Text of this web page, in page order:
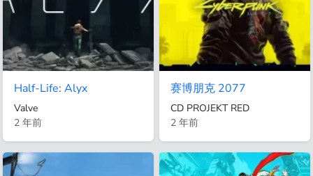
Half-Life: Alyx
Valve
2 年前
赛博朋克 2077
CD PROJEKT RED
2 年前